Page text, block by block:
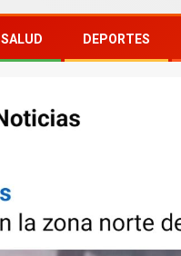
SALUD DEPORTES